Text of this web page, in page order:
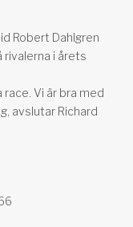
Robert Dahlgren
rivalerna i årets
Vi är bra med
avslutar Richard